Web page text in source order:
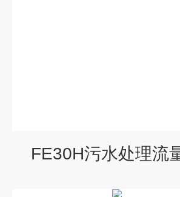
FE30H污水处理流